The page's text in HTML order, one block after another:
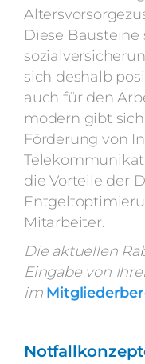
Diese
sich deshalb
auch für den
modern gibt
Förderung von
die Vorteile der
Mitarbeiter.
Die aktuellen
Eingabe von
im